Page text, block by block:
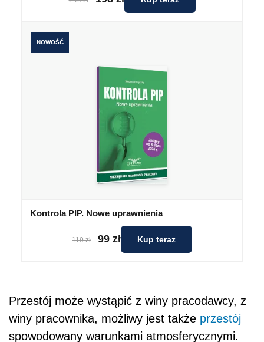
NOWOŚĆ
Kontrola PIP. Nowe uprawnienia
119 zł 99 zł Kup teraz
Przestój może wystąpić z winy pracodawcy, z
winy pracownika, możliwy jest także przestój
spowodowany warunkami atmosferycznymi.